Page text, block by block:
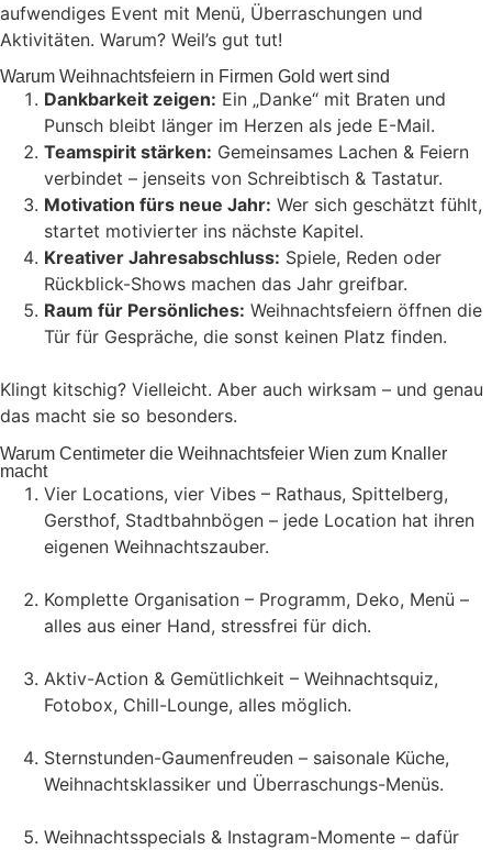
aufwendiges Event mit Menü, Überraschungen und
Aktivitäten. Warum? Weil’s gut tut!
Warum Weihnachtsfeiern in Firmen Gold wert sind
Dankbarkeit zeigen: Ein „Danke“ mit Braten und
Punsch bleibt länger im Herzen als jede E-Mail.
Teamspirit stärken: Gemeinsames Lachen & Feiern
verbindet – jenseits von Schreibtisch & Tastatur.
Motivation fürs neue Jahr: Wer sich geschätzt fühlt,
startet motivierter ins nächste Kapitel.
Kreativer Jahresabschluss: Spiele, Reden oder
Rückblick-Shows machen das Jahr greifbar.
Raum für Persönliches: Weihnachtsfeiern öffnen die
Tür für Gespräche, die sonst keinen Platz finden.
Klingt kitschig? Vielleicht. Aber auch wirksam – und genau
das macht sie so besonders.
Warum Centimeter die Weihnachtsfeier Wien zum Knaller
macht
Vier Locations, vier Vibes – Rathaus, Spittelberg,
Gersthof, Stadtbahnbögen – jede Location hat ihren
eigenen Weihnachtszauber.
Komplette Organisation – Programm, Deko, Menü –
alles aus einer Hand, stressfrei für dich.
Aktiv-Action & Gemütlichkeit – Weihnachtsquiz,
Fotobox, Chill-Lounge, alles möglich.
Sternstunden-Gaumenfreuden – saisonale Küche,
Weihnachtsklassiker und Überraschungs-Menüs.
Weihnachtsspecials & Instagram-Momente – dafür